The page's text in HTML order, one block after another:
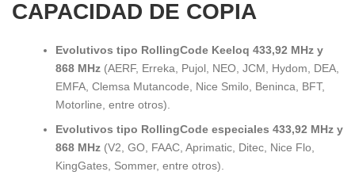
CAPACIDAD DE COPIA
Evolutivos tipo RollingCode Keeloq 433,92 MHz y
868 MHz (AERF, Erreka, Pujol, NEO, JCM, Hydom, DEA,
EMFA, Clemsa Mutancode, Nice Smilo, Beninca, BFT,
Motorline, entre otros).
Evolutivos tipo RollingCode especiales 433,92 MHz y
868 MHz (V2, GO, FAAC, Aprimatic, Ditec, Nice Flo,
KingGates, Sommer, entre otros).